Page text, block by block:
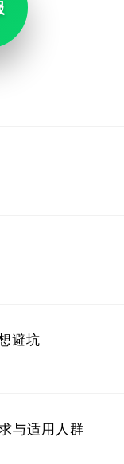
避坑
与适用人群